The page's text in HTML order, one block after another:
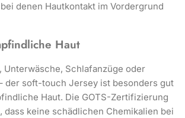
denen Hautkontakt im Vordergrund
Haut
Unterwäsche, Schlafanzüge oder
der soft-touch Jersey ist besonders gut
Haut. Die GOTS-Zertifizierung
dass keine schädlichen Chemikalien bei